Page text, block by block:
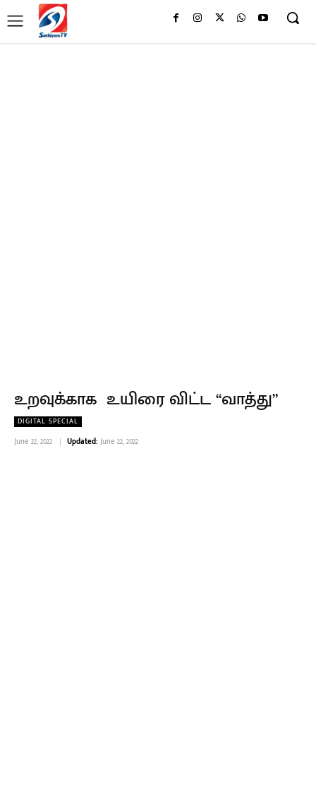
உறவுக்காக உயிரை விட்ட “வாத்து”
DIGITAL SPECIAL
June 22, 2022 Updated: June 22, 2022